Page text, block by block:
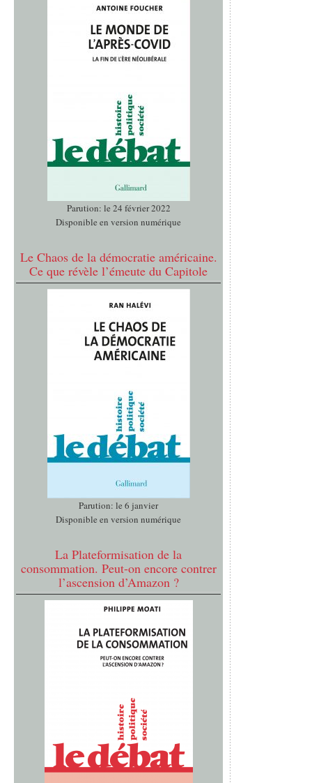
Parution: le 24 février 2022
Disponible en version numérique
Le Chaos de la démocratie américaine.
Ce que révèle l’émeute du Capitole
Parution: le 6 janvier
Disponible en version numérique
La Plateformisation de la
consommation. Peut-on encore contrer
l’ascension d’Amazon ?